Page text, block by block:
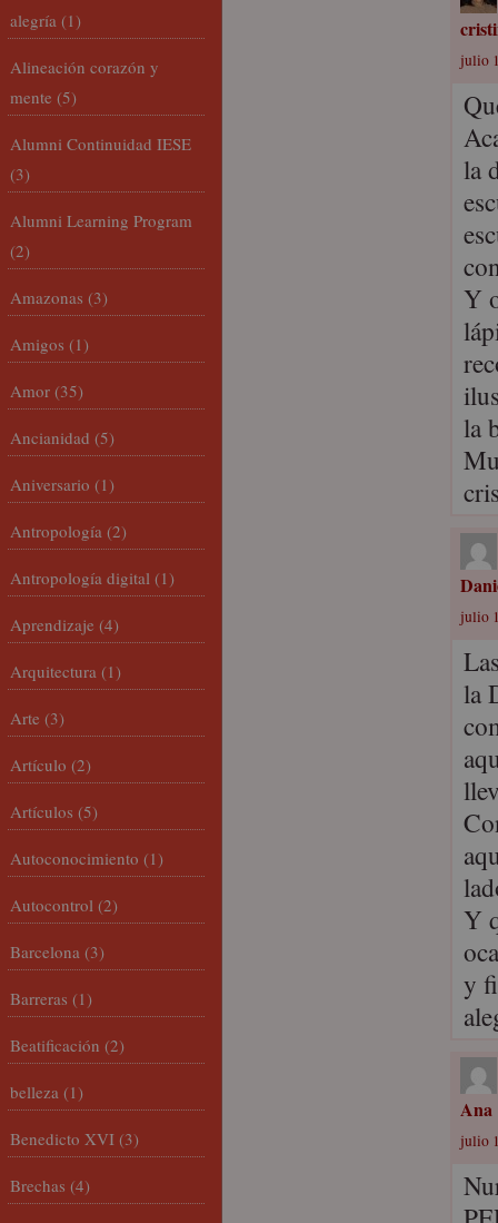
julio
la
Y
la
julio
la
Y
y
Ana
julio
alegría (1)
Alineación corazón y
mente (5)
Alumni Continuidad IESE
(3)
Alumni Learning Program
(2)
Amazonas (3)
Amigos (1)
Amor (35)
Ancianidad (5)
Aniversario (1)
Antropología (2)
Antropología digital (1)
Aprendizaje (4)
Arquitectura (1)
Arte (3)
Artículo (2)
Artículos (5)
Autoconocimiento (1)
Autocontrol (2)
Barcelona (3)
Barreras (1)
Beatificación (2)
belleza (1)
Benedicto XVI (3)
Brechas (4)